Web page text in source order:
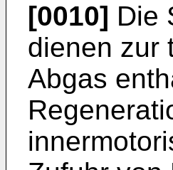
[0010] Die
dienen zur
Abgas